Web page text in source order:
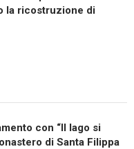
la ricostruzione di
con “Il lago si
di Santa Filippa